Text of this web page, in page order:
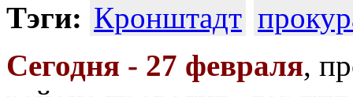
Тэги: Кронштадт
Сегодня - 27 февраля,